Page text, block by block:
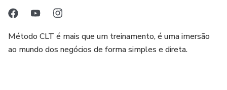
• Aprenda a ouvir nãos;
• Decepção zero;
Método CLT é mais que um treinamento, é uma imersão
ao mundo dos negócios de forma simples e direta.